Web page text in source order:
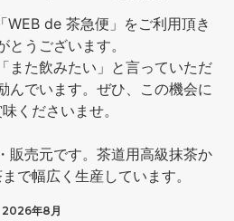
WEB de 茶急便」をご利用頂き
とうございます。
また飲みたい」と言っていただ
んでいます。ぜひ、この機会に
くださいませ。
販売元です。茶道用高級抹茶か
で幅広く生産しています。
2026年8月